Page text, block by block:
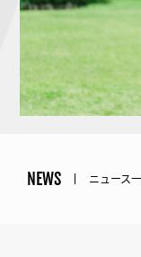
NEWS ニュース